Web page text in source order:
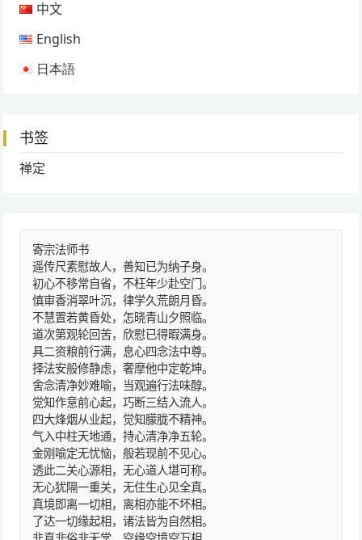
中文
English
日本語
书签
禅定
寄宗法师书
遥传尺素慰故人，善知已为纳子身。
初心不移常自省，不枉年少赴空门。
慎审香消翠叶沉，律学久荒朗月昏。
不慧置若黄昏处，怎晓青山夕照临。
道次第观轮回苦，欣慰已得暇满身。
具二资粮前行满，息心四念法中尊。
择法安般修静虑，奢摩他中定乾坤。
舍念清净妙难喻，当观遍行法味醇。
觉知作意前心起，巧断三结入流人。
四大烽烟从业起，觉知朦胧不精神。
气入中柱天地通，持心清净净五轮。
金刚喻定无忧恼，般若现前不见心。
透此二关心源相，无心道人堪可称。
无心犹隔一重关，无住生心见全真。
真境即离一切相，离相亦能不坏相。
了达一切缘起相，诸法皆为自然相。